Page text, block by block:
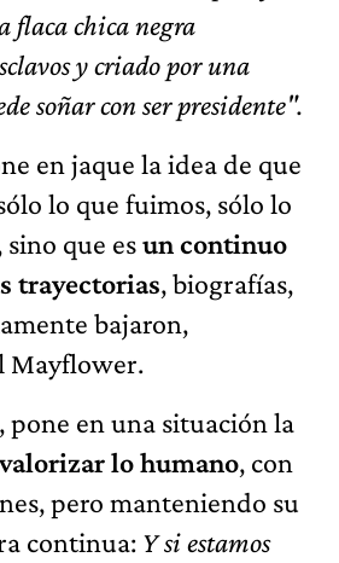
flaca chica negra
y criado por una
soñar con ser presidente".
en jaque la idea de que
lo que fuimos, sólo lo
que esun continuo
trayectorias, biografías,
bajaron,
Mayflower.
pone en una situación la
lo humano, con
pero manteniendo su
continua: Y si estamos